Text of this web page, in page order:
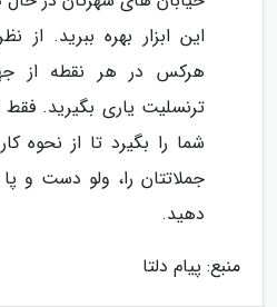
این ابزار بهره ببرید. از
هرکس در هر نقطه از
ترنسلیت یاری بگیرید.
شما را بگیرد تا از نحوه
جملاتتان را، ولو دست و
دهید.
منبع: پیام دلتا